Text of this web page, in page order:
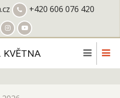
+420 606 076 420
KVĚTNA